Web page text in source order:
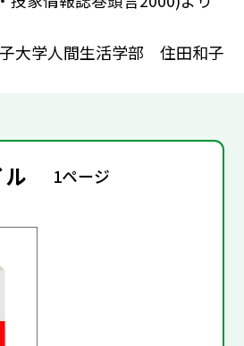
大学人間生活学部 住田和子
1ページ